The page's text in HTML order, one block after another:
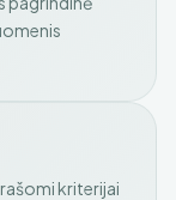
kriterijai